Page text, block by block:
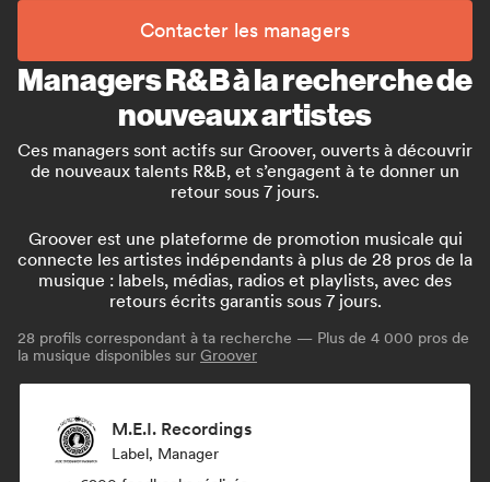
Contacter les managers
Managers R&B à la recherche de
nouveaux artistes
Ces managers sont actifs sur Groover, ouverts à découvrir
de nouveaux talents R&B, et s’engagent à te donner un
retour sous 7 jours.
Groover est une plateforme de promotion musicale qui
connecte les artistes indépendants à plus de 28 pros de la
musique : labels, médias, radios et playlists, avec des
retours écrits garantis sous 7 jours.
28 profils correspondant à ta recherche — Plus de 4 000 pros de
la musique disponibles sur Groover
M.E.I. Recordings
Label, Manager